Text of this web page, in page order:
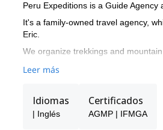
Peru Expeditions is a Guide Agency
It's a family-owned travel agency,
Eric.
We organize trekkings and
Leer más
Idiomas
| Inglés
Certificados
AGMP | IFMGA